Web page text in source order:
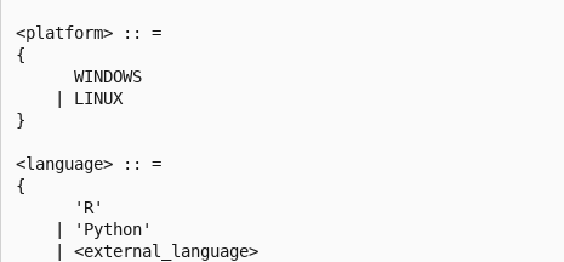
<platform> :: =
{
      WINDOWS
    | LINUX
}
<language> :: =
{
      'R'
    | 'Python'
    | <external_language>